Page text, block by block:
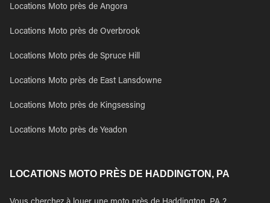
Locations Moto près de Angora
Locations Moto près de Overbrook
Locations Moto près de Spruce Hill
Locations Moto près de East Lansdowne
Locations Moto près de Kingsessing
Locations Moto près de Yeadon
LOCATIONS MOTO PRÈS DE HADDINGTON, PA